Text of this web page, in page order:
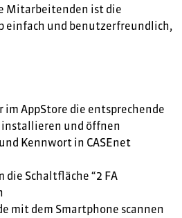
Mitarbeitenden ist die
einfach und benutzerfreundlich,
im AppStore die entsprechende
und öffnen
Kennwort in CASEnet
die Schaltfläche “2 FA
mit dem Smartphone scannen